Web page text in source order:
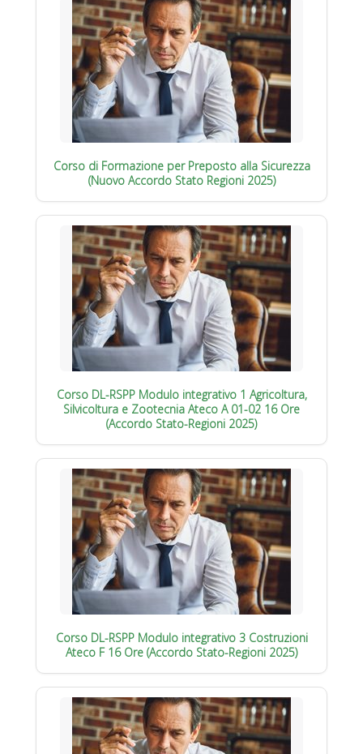
Corso di Formazione per Preposto alla Sicurezza
(Nuovo Accordo Stato Regioni 2025)
Corso DL-RSPP Modulo integrativo 1 Agricoltura,
Silvicoltura e Zootecnia Ateco A 01-02 16 Ore
(Accordo Stato-Regioni 2025)
Corso DL-RSPP Modulo integrativo 3 Costruzioni
Ateco F 16 Ore (Accordo Stato-Regioni 2025)